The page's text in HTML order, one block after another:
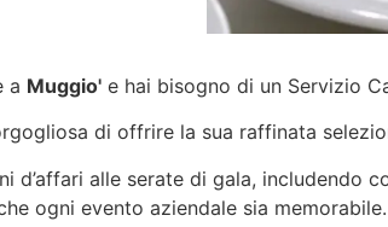
a Muggio' e hai bisogno di un Servizio
di offrire la sua raffinata
d’affari alle serate di gala, includendo
ogni evento aziendale sia memorabile.